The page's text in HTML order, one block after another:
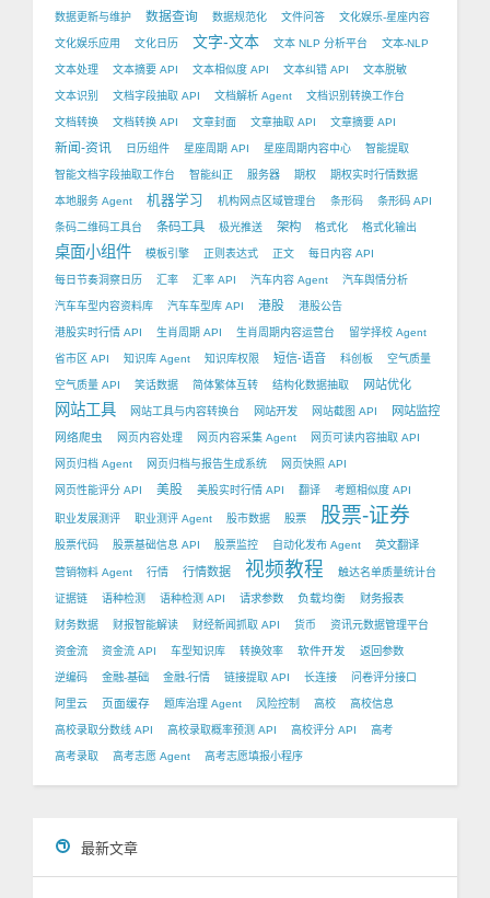
数据更新与维护 数据查询 数据规范化 文件问答 文化娱乐-星座内容
文化娱乐应用 文化日历 文字-文本 文本 NLP 分析平台 文本-NLP
文本处理 文本摘要 API 文本相似度 API 文本纠错 API 文本脱敏
文本识别 文档字段抽取 API 文档解析 Agent 文档识别转换工作台
文档转换 文档转换 API 文章封面 文章抽取 API 文章摘要 API
新闻-资讯 日历组件 星座周期 API 星座周期内容中心 智能提取
智能文档字段抽取工作台 智能纠正 服务器 期权 期权实时行情数据
本地服务 Agent 机器学习 机构网点区域管理台 条形码 条形码 API
条码二维码工具台 条码工具 极光推送 架构 格式化 格式化输出
桌面小组件 模板引擎 正则表达式 正文 每日内容 API
每日节奏洞察日历 汇率 汇率 API 汽车内容 Agent 汽车舆情分析
汽车车型内容资料库 汽车车型库 API 港股 港股公告
港股实时行情 API 生肖周期 API 生肖周期内容运营台 留学择校 Agent
省市区 API 知识库 Agent 知识库权限 短信-语音 科创板 空气质量
空气质量 API 笑话数据 简体繁体互转 结构化数据抽取 网站优化
网站工具 网站工具与内容转换台 网站开发 网站截图 API
网站监控
网络爬虫
网页内容处理 网页内容采集 Agent 网页可读内容抽取 API
网页归档 Agent 网页归档与报告生成系统 网页快照 API
网页性能评分 API 美股 美股实时行情 API 翻译 考题相似度 API
职业发展测评 职业测评 Agent 股市数据 股票 股票-证券
股票代码 股票基础信息 API 股票监控 自动化发布 Agent 英文翻译
营销物料 Agent 行情 行情数据 视频教程 触达名单质量统计台
证据链 语种检测 语种检测 API 请求参数 负载均衡 财务报表
财务数据 财报智能解读 财经新闻抓取 API 货币 资讯元数据管理平台
资金流 资金流 API 车型知识库 转换效率 软件开发 返回参数
逆编码 金融-基础 金融-行情 链接提取 API 长连接 问卷评分接口
阿里云 页面缓存 题库治理 Agent 风险控制 高校 高校信息
高校录取分数线 API 高校录取概率预测 API 高校评分 API 高考
高考录取 高考志愿 Agent 高考志愿填报小程序
最新文章